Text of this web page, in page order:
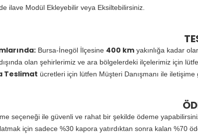
ilave Modül Ekleyebilir veya Eksiltebilirsiniz.
Bursa-İnegöl İlçesine 400 kmyakınlığa kadar
olan şehirlerimiz ve ara bölgelerdeki ilçelerimiz için
Teslimat ücretleri için lütfen Müşteri Danışmanı ile iletişime
seçeneği ile güvenli ve rahat bir şekilde ödeme
için sadece %30 kapora yatırdıktan sonra kalan %70